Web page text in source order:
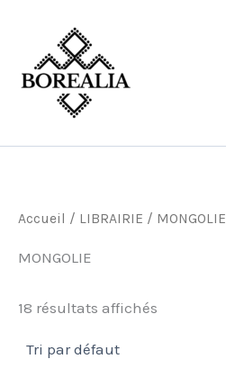
contenu
Accueil / LIBRAIRIE / MONGOLIE
MONGOLIE
18 résultats affichés